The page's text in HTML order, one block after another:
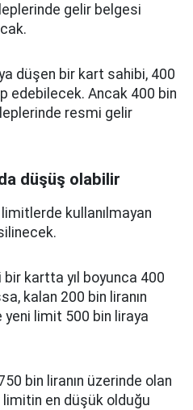
gelir belgesi
düşen bir kart sahibi, 400
edebilecek. Ancak 400 bin
resmi gelir
düşüş olabilir
kullanılmayan
kartta yıl boyunca 400
kalan 200 bin liranın
yeni limit 500 bin liraya
bin liranın üzerinde olan
limitin en düşük olduğu